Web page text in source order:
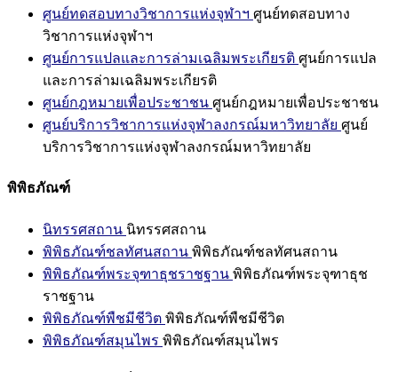
ศูนย์ทดสอบทางวิชาการแห่งจุฬาฯ ศูนย์ทดสอบทาง
วิชาการแห่งจุฬาฯ
ศูนย์การแปลและการล่ามเฉลิมพระเกียรติ ศูนย์การแปล
และการล่ามเฉลิมพระเกียรติ
ศูนย์กฎหมายเพื่อประชาชน ศูนย์กฎหมายเพื่อประชาชน
ศูนย์บริการวิชาการแห่งจุฬาลงกรณ์มหาวิทยาลัย ศูนย์
บริการวิชาการแห่งจุฬาลงกรณ์มหาวิทยาลัย
พิพิธภัณฑ์
นิทรรศสถาน นิทรรศสถาน
พิพิธภัณฑ์ชลทัศนสถาน พิพิธภัณฑ์ชลทัศนสถาน
พิพิธภัณฑ์พระจุฑาธุชราชฐาน พิพิธภัณฑ์พระจุฑาธุช
ราชฐาน
พิพิธภัณฑ์พืชมีชีวิต พิพิธภัณฑ์พืชมีชีวิต
พิพิธภัณฑ์สมุนไพร พิพิธภัณฑ์สมุนไพร